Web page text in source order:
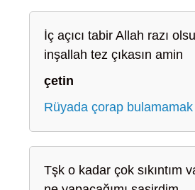
İç açıcı tabir Allah razı
inşallah tez çıkasın amin
çetin
Rüyada çorap bulamamak
Tşk o kadar çok sıkıntım